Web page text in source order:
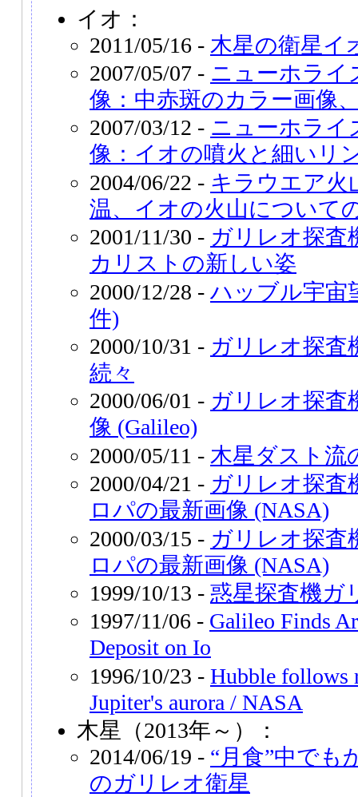
イオ：
2011/05/16 - 木星の衛星イ
2007/05/07 - ニューホライ
像：中赤斑のカラー画像
2007/03/12 - ニューホライ
像：イオの噴火と細いリ
2004/06/22 - キラウエア火
温、イオの火山について
2001/11/30 - ガリレオ探査
カリストの新しい姿
2000/12/28 - ハッブル宇宙
件)
2000/10/31 - ガリレオ探査
続々
2000/06/01 - ガリレオ探査
像 (Galileo)
2000/05/11 - 木星ダスト流
2000/04/21 - ガリレオ探査
ロパの最新画像 (NASA)
2000/03/15 - ガリレオ探査
ロパの最新画像 (NASA)
1999/10/13 - 惑星探査機ガ
1997/11/06 - Galileo Finds
Deposit on Io
1996/10/23 - Hubble follows
Jupiter's aurora / NASA
木星（2013年～）：
2014/06/19 - “月食”中でも
のガリレオ衛星